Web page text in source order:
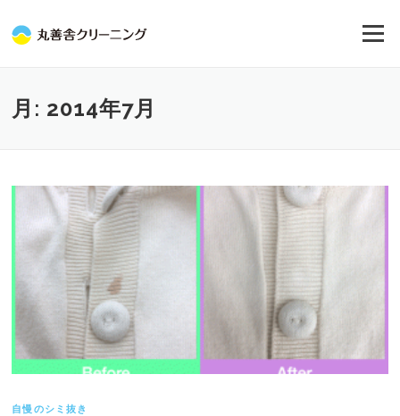
メニュー
月: 2014年7月
自慢のシミ抜き